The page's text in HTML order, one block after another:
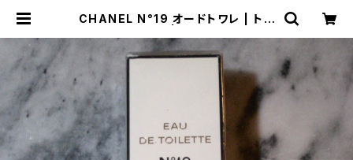
CHANEL N°19 オードトワレ | トリ
サイクルショップ・古着